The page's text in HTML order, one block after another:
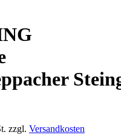
zzgl. Versandkosten